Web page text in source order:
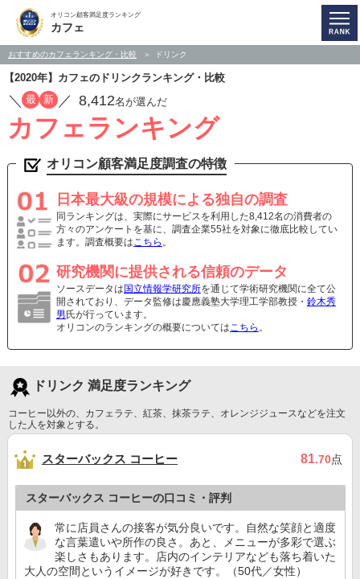
オリコン顧客満足度ランキング
カフェ
おすすめのカフェランキング・比較 ドリンク
【2020年】カフェのドリンクランキング・比較
／ 最 新 ／ 8,412名が選んだ
カフェランキング
オリコン顧客満足度調査の特徴
日本最大級の規模による独自の調査
同ランキングは、実際にサービスを利用した8,412名の消費者の
方々のアンケートを基に、調査企業55社を対象に徹底比較してい
ます。調査概要はこちら 。
研究機関に提供される信頼のデータ
ソースデータは 国立情報学研究所を通じて学術研究機関に全て公
開されており、データ監修は慶應義塾大学理工学部教授・ 鈴木秀
男 氏が行っています。
オリコンのランキングの概要についてはこちら 。
ドリンク 満足度ランキング
コーヒー以外の、カフェラテ、紅茶、抹茶ラテ、オレンジジュースなどを注文
した人を対象とする。
スターバックス コーヒー 81.70点
スターバックス コーヒーの口コミ・評判
常に店員さんの接客が気分良いです。自然な笑顔と適度
な言葉遣いや所作の良さ。あと、メニューが多彩で選ぶ
楽しさもあります。店内のインテリアなども落ち着いた
大人の空間というイメージが好きです。（50代／女性）